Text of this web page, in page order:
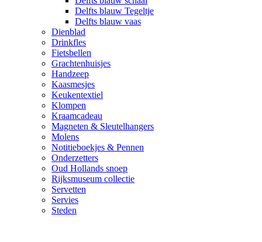
Delfts blauw Tegeltje
Delfts blauw vaas
Dienblad
Drinkfles
Fietsbellen
Grachtenhuisjes
Handzeep
Kaasmesjes
Keukentextiel
Klompen
Kraamcadeau
Magneten & Sleutelhangers
Molens
Notitieboekjes & Pennen
Onderzetters
Oud Hollands snoep
Rijksmuseum collectie
Servetten
Servies
Steden